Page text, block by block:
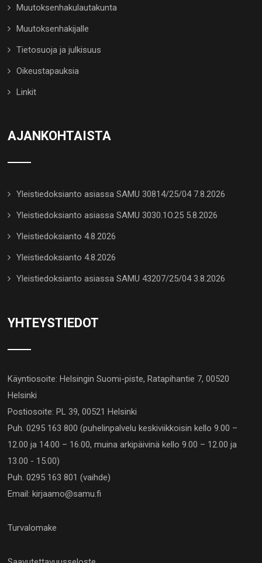
Muutoksenhakulautakunta
Muutoksenhakijalle
Tietosuoja ja julkisuus
Oikeustapauksia
Linkit
AJANKOHTAISTA
Yleistiedoksianto asiassa SAMU 30814/25/04 7.8.2026
Yleistiedoksianto asiassa SAMU 3030.1O.25 5.8.2026
Yleistiedoksianto 4.8.2026
Yleistiedoksianto 4.8.2026
Yleistiedoksianto asiassa SAMU 43207/25/04 3.8.2026
YHTEYSTIEDOT
Käyntiosoite: Helsingin Suomi-piste, Ratapihantie 7, 00520
Helsinki
Postiosoite: PL 39, 00521 Helsinki
Puh. 0295 163 800 (puhelinpalvelu keskiviikkoisin kello 9.00 –
12.00 ja 14.00 – 16.00, muina arkipäivinä kello 9.00 – 12.00 ja
13.00 - 15.00)
Puh. 0295 163 801 (vaihde)
Email: kirjaamo@samu.fi
Turvalomake